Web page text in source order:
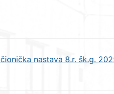
nastava 8.r. šk.g.